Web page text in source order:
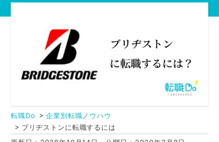
転職Do
企業別転職ノウハウ
ブリヂストンに転職するには